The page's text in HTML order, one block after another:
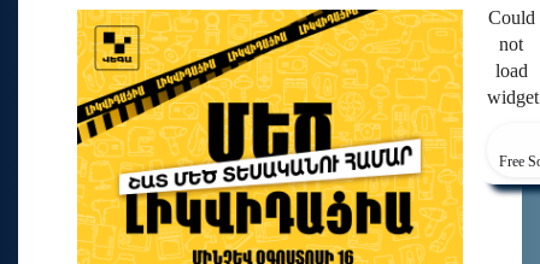
Could
not
load
Free